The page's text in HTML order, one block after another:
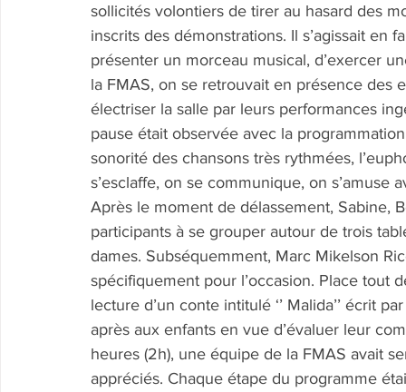
sollicités volontiers de tirer au hasard des
inscrits des démonstrations. Il s’agissait
présenter un morceau musical, d’exercer
la FMAS, on se retrouvait en présence des
électriser la salle par leurs performances
pause était observée avec la
sonorité des chansons très rythmées,
s’esclaffe, on se communique, on s’amuse
Après le moment de délassement, Sabine,
participants à se grouper autour de trois
dames. Subséquemment, Marc Mikelson
spécifiquement pour l’occasion. Place tout
lecture d’un conte intitulé ‘’ Malida’’ écrit
après aux enfants en vue d’évaluer leur
heures (2h), une équipe de la FMAS avait
appréciés. Chaque étape du programme